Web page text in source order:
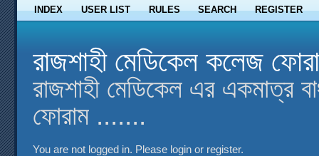
INDEX USER LIST RULES SEARCH REGISTER
রাজশাহী মেডিকেল কলেজ
রাজশাহী মেডিকেল এর একমাত্র
ফোরাম .......
You are not logged in. Please login or register.